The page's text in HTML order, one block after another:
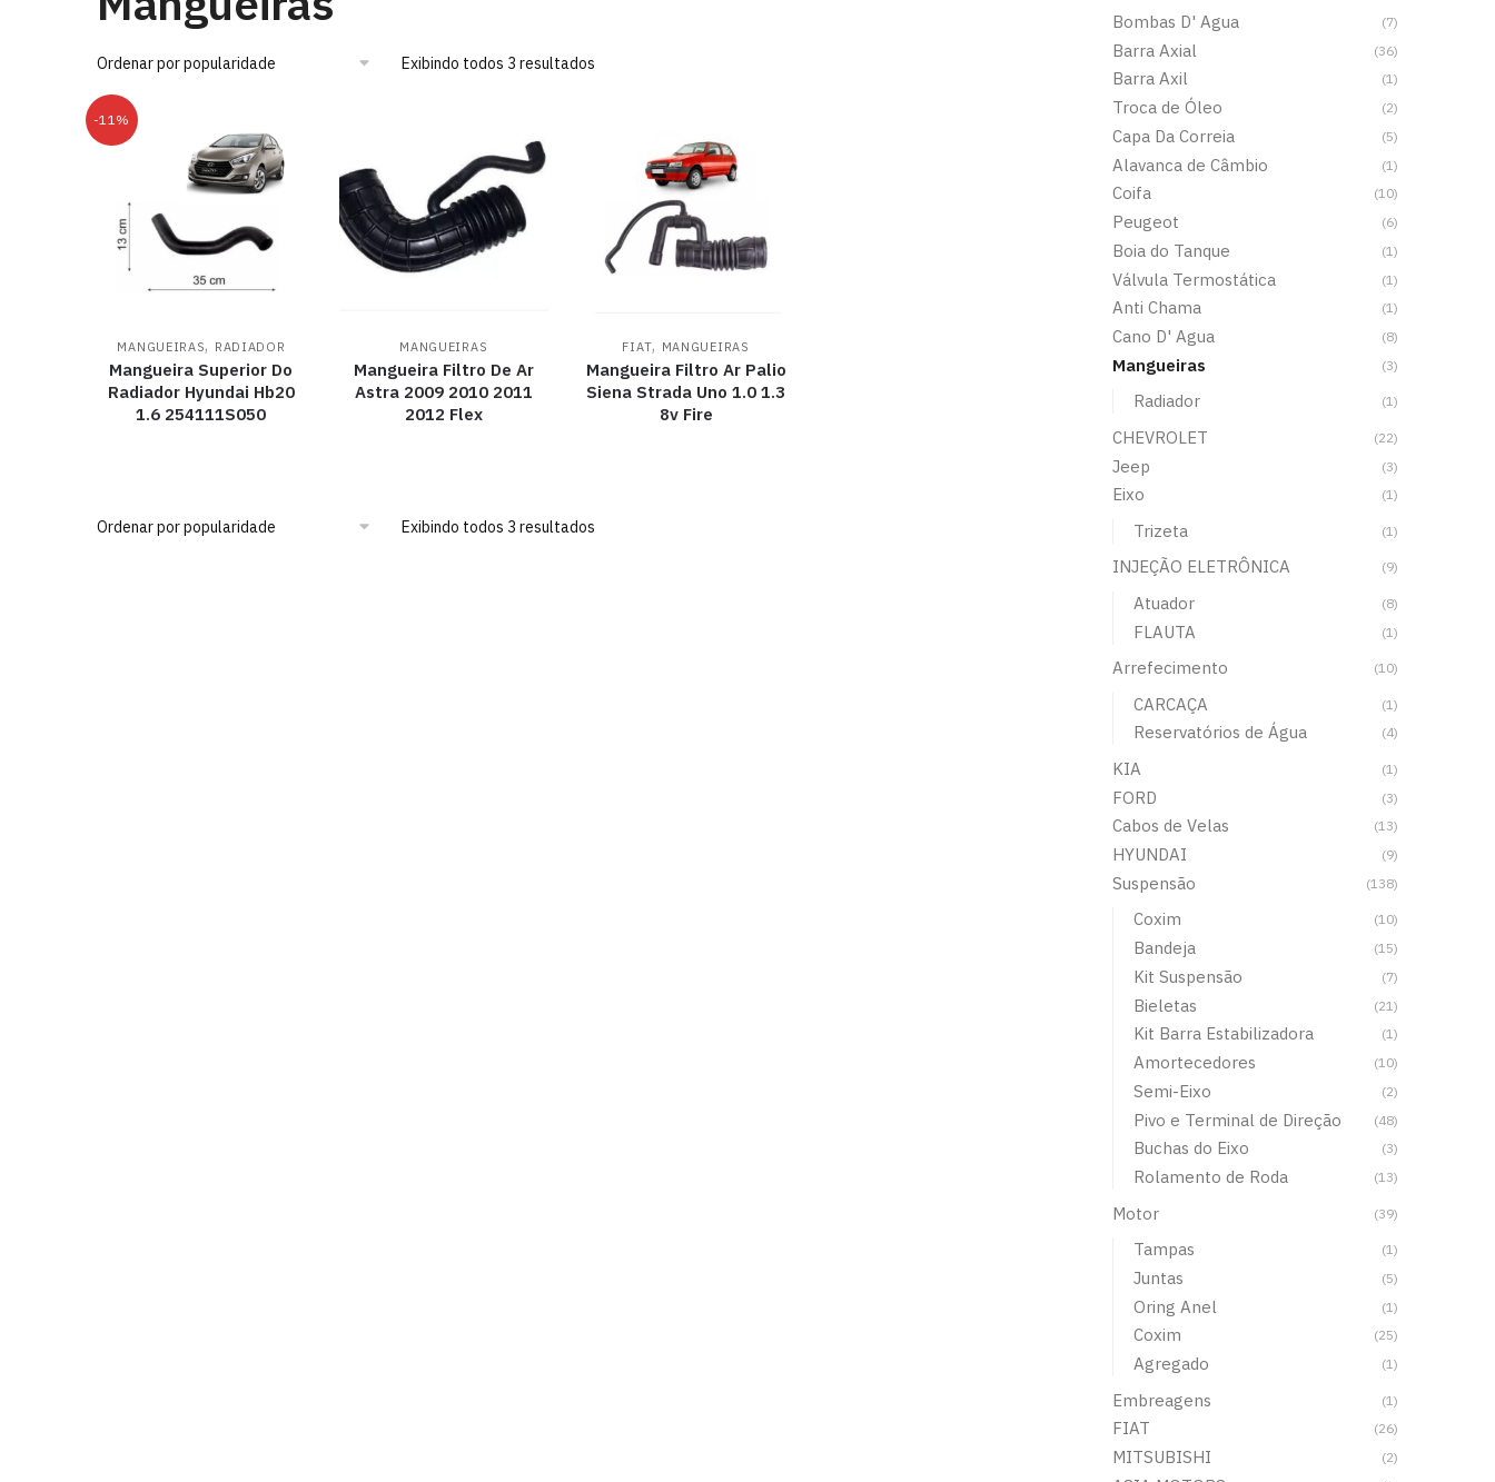
Exibindo todos 3 resultados
-11%
MANGUEIRAS, RADIADOR
Mangueira Superior Do
Radiador Hyundai Hb20
1.6 254111S050
MANGUEIRAS
Mangueira Filtro De Ar
Astra 2009 2010 2011
2012 Flex
FIAT, MANGUEIRAS
Mangueira Filtro Ar Palio
Siena Strada Uno 1.0 1.3
8v Fire
Exibindo todos 3 resultados
Bombas D' Agua
(7)
Barra Axial (36)
Barra Axil (1)
Troca de Óleo (2)
Capa Da Correia (5)
Alavanca de Câmbio (1)
Coifa (10)
Peugeot (6)
Boia do Tanque (1)
Válvula Termostática (1)
Anti Chama (1)
Cano D' Agua (8)
Mangueiras (3)
Radiador (1)
CHEVROLET (22)
Jeep (3)
Eixo (1)
Trizeta (1)
INJEÇÃO ELETRÔNICA (9)
Atuador (8)
FLAUTA (1)
Arrefecimento (10)
CARCAÇA (1)
Reservatórios de Água (4)
KIA (1)
FORD (3)
Cabos de Velas (13)
HYUNDAI (9)
Suspensão (138)
Coxim (10)
Bandeja (15)
Kit Suspensão (7)
Bieletas (21)
Kit Barra Estabilizadora (1)
Amortecedores (10)
Semi-Eixo (2)
Pivo e Terminal de Direção (48)
Buchas do Eixo (3)
Rolamento de Roda (13)
Motor (39)
Tampas (1)
Juntas (5)
Oring Anel (1)
Coxim (25)
Agregado (1)
Embreagens (1)
FIAT (26)
MITSUBISHI (2)